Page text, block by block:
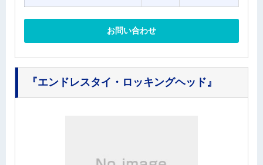
お問い合わせ
『エンドレスタイ・ロッキングヘッド』